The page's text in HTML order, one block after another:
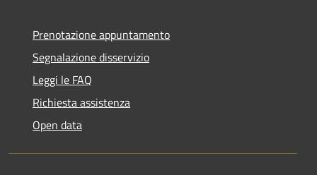
Prenotazione appuntamento
Segnalazione disservizio
Leggi le FAQ
Richiesta assistenza
Open data